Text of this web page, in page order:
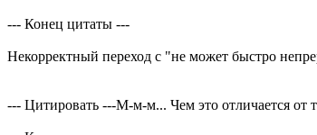
--- Конец цитаты ---
Некорректный переход с "не может быстро
--- Цитировать ---М-м-м... Чем это отличается от